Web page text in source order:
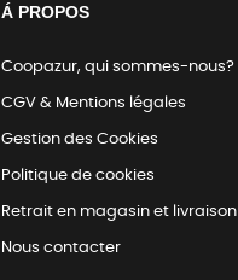
Á PROPOS
Coopazur, qui sommes-nous?
CGV & Mentions légales
Gestion des Cookies
Politique de cookies
Retrait en magasin et livraison
Nous contacter